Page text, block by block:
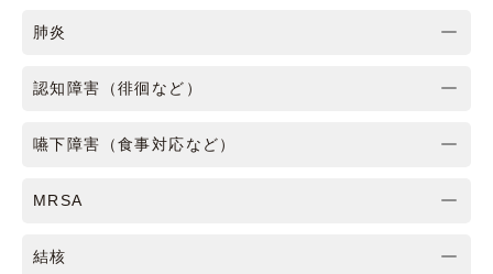
肺炎
認知障害（徘徊など）
嚥下障害（食事対応など）
MRSA
結核